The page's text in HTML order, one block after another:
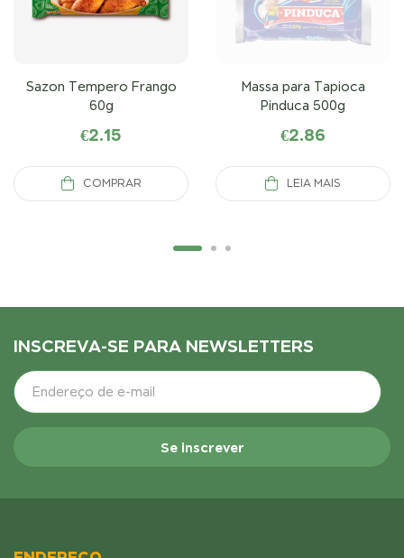
Sazon Tempero Frango
60g
€2.15
COMPRAR
Massa para Tapioca
Pinduca 500g
€2.86
LEIA MAIS
INSCREVA-SE PARA NEWSLETTERS